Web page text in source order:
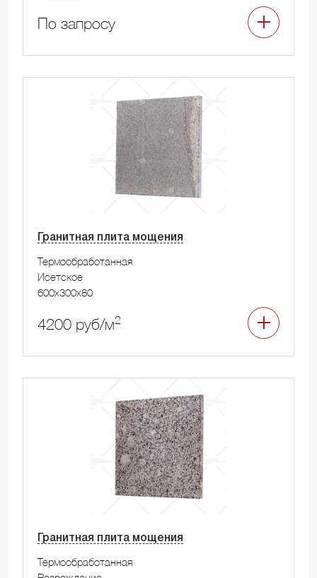
По запросу
Гранитная плита мощения
Термообработанная
Исетское
600x300x80
4200 руб/м2
Гранитная плита мощения
Термообработанная